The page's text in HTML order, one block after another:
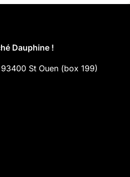
Dauphine !
St Ouen (box 199)